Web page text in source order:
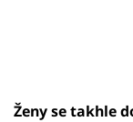
Ženy se takhle